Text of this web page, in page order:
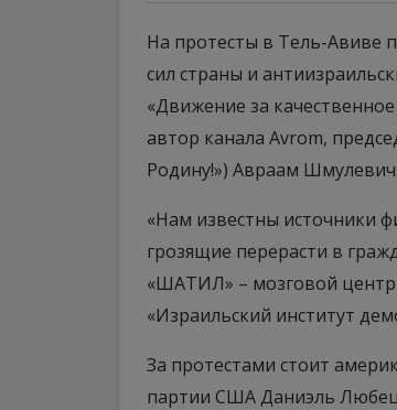
На протесты в Тель-Авиве
сил страны и
«Движение за
автор канала Avrom,
Родину!») Авраам Шмулевич:
«Нам известны источники
грозящие перерасти в
«ШАТИЛ» – мозговой центр
«Израильский институт
За протестами стоит
партии США Даниэль